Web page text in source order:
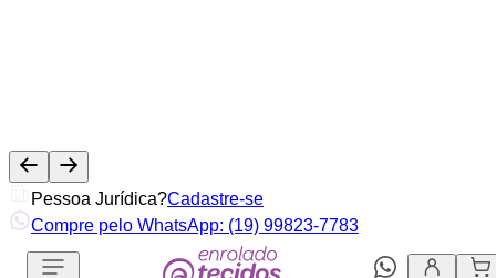
Pessoa Jurídica?Cadastre-se
Compre pelo WhatsApp: (19) 99823-7783